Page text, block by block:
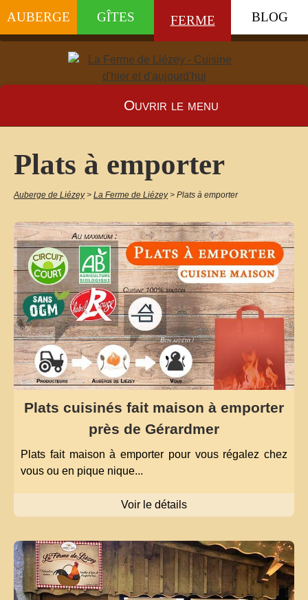
AUBERGE GÎTES FERME BLOG
Ouvrir le menu
Plats à emporter
Auberge de Liézey > La Ferme de Liézey > Plats à emporter
Plats cuisinés fait maison à emporter
près de Gérardmer
Plats fait maison à emporter pour vous régalez chez
vous ou en pique nique...
Voir le détails